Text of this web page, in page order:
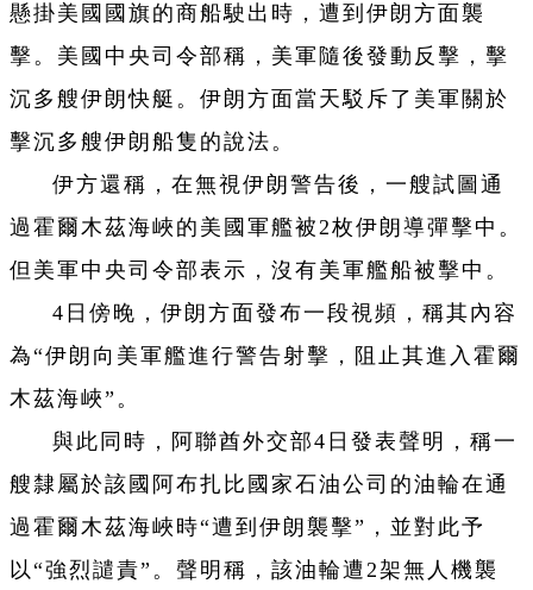
懸掛美國國旗的商船駛出時，遭到伊朗方面襲
擊。美國中央司令部稱，美軍隨後發動反擊，擊
沉多艘伊朗快艇。伊朗方面當天駁斥了美軍關於
擊沉多艘伊朗船隻的說法。
伊方還稱，在無視伊朗警告後，一艘試圖通
過霍爾木茲海峽的美國軍艦被2枚伊朗導彈擊中。
但美軍中央司令部表示，沒有美軍艦船被擊中。
4日傍晚，伊朗方面發布一段視頻，稱其內容
為“伊朗向美軍艦進行警告射擊，阻止其進入霍爾
木茲海峽”。
與此同時，阿聯酋外交部4日發表聲明，稱一
艘隸屬於該國阿布扎比國家石油公司的油輪在通
過霍爾木茲海峽時“遭到伊朗襲擊”，並對此予
以“強烈譴責”。聲明稱，該油輪遭2架無人機襲